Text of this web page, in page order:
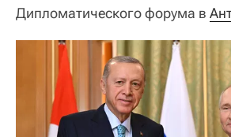
Дипломатического форума в